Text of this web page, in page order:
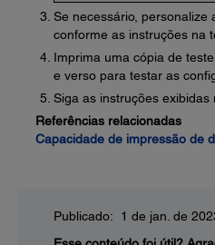
Se necessário, personalize
conforme as instruções na
Imprima uma cópia de
e verso para testar as
Siga as instruções exibidas
Referências relacionadas
Capacidade de impressão de
Publicado: 1 de jan. de